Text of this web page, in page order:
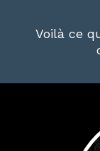
Voilà ce